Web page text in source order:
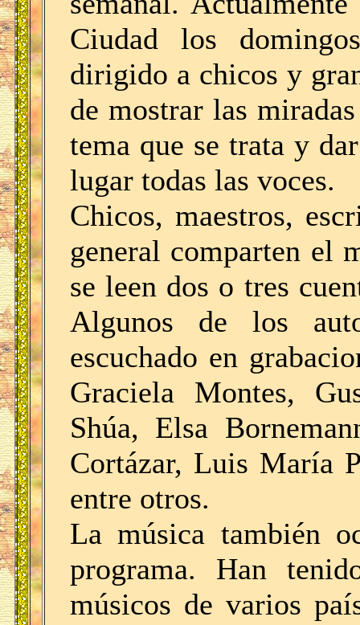
Ciudad los
dirigido a chicos y
de mostrar las
tema que se trata y
lugar todas las voces.
Chicos, maestros,
general comparten el
se leen dos o tres
Algunos de los
escuchado en
Graciela Montes,
Shúa, Elsa
Cortázar, Luis María
entre otros.
La música también
programa. Han
músicos de varios